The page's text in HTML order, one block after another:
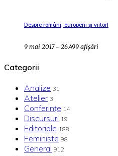
Despre români, europeni și viitor!
9 mai 2017 - 26.499 afișări
Categorii
Analize 31
Atelier 3
Conferințe 14
Discursuri 19
Editoriale 188
Feministe 98
General 912